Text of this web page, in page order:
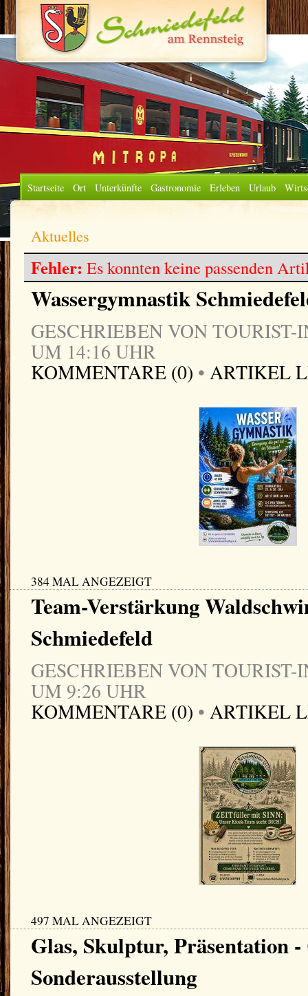
Startseite Ort Unterkünfte Gastronomie Erleben Urlaub
Aktuelles
Fehler: Es konnten keine passenden
Wassergymnastik
GESCHRIEBEN VON TOURIST-
UM 14:16 UHR
KOMMENTARE (0) • ARTIKEL
384 MAL ANGEZEIGT
Team-Verstärkung
Schmiedefeld
GESCHRIEBEN VON TOURIST-
UM 9:26 UHR
KOMMENTARE (0) • ARTIKEL
497 MAL ANGEZEIGT
Glas, Skulptur, Präsentation
Sonderausstellung